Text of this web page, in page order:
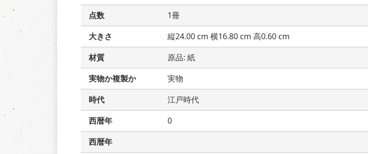
点数
1冊
大きさ
縦24.00 cm 横16.80 cm 高0.60 cm
材質
原品: 紙
実物か複製か
実物
時代
江戸時代
西暦年
0
西暦年